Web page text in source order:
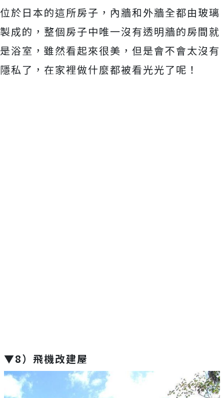
位於日本的這所房子，內牆和外牆全都由玻璃
製成的，整個房子中唯一沒有透明牆的房間就
是浴室，雖然看起來很美，但是會不會太沒有
隱私了，在家裡做什麼都被看光光了呢！
▼8）飛機改建屋